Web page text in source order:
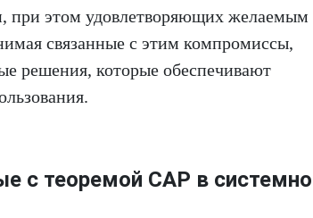
при этом удовлетворяющих желаемым
связанные с этим компромиссы,
решения, которые обеспечивают
с теоремой CAP в